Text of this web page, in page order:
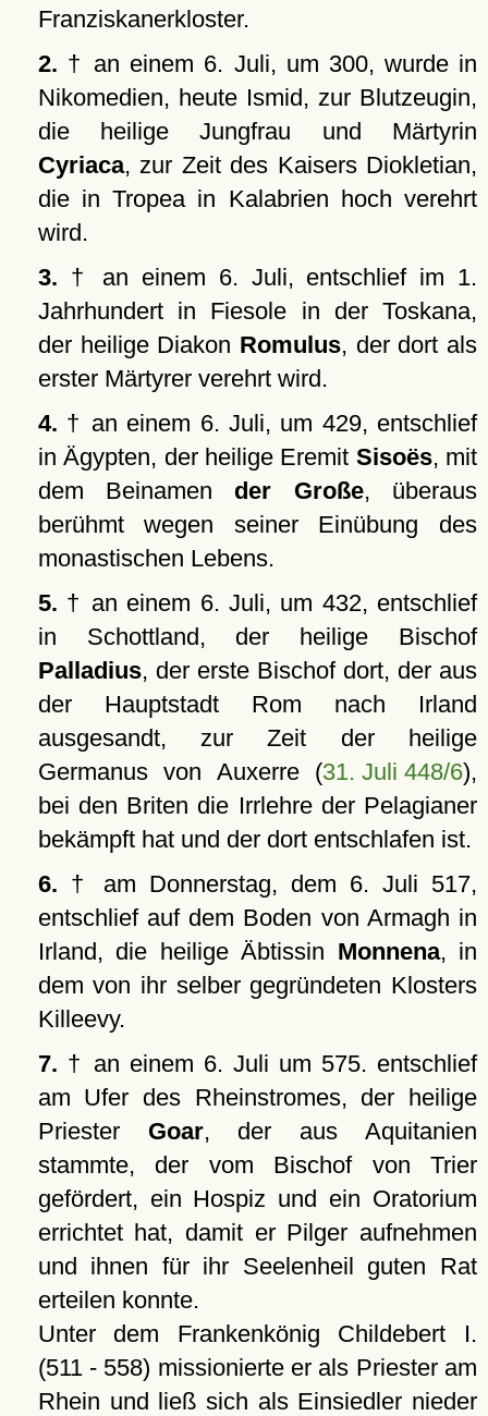
Franziskanerkloster.
2. † an einem 6. Juli, um 300, wurde in
Nikomedien, heute Ismid, zur Blutzeugin,
die heilige Jungfrau und Märtyrin
Cyriaca, zur Zeit des Kaisers Diokletian,
die in Tropea in Kalabrien hoch verehrt
wird.
3. † an einem 6. Juli, entschlief im 1.
Jahrhundert in Fiesole in der Toskana,
der heilige Diakon Romulus, der dort als
erster Märtyrer verehrt wird.
4. † an einem 6. Juli, um 429, entschlief
in Ägypten, der heilige Eremit Sisoës, mit
dem Beinamen der Große, überaus
berühmt wegen seiner Einübung des
monastischen Lebens.
5. † an einem 6. Juli, um 432, entschlief
in Schottland, der heilige Bischof
Palladius, der erste Bischof dort, der aus
der Hauptstadt Rom nach Irland
ausgesandt, zur Zeit der heilige
Germanus von Auxerre (31. Juli 448/6),
bei den Briten die Irrlehre der Pelagianer
bekämpft hat und der dort entschlafen ist.
6. † am Donnerstag, dem 6. Juli 517,
entschlief auf dem Boden von Armagh in
Irland, die heilige Äbtissin Monnena, in
dem von ihr selber gegründeten Klosters
Killeevy.
7. † an einem 6. Juli um 575. entschlief
am Ufer des Rheinstromes, der heilige
Priester Goar, der aus Aquitanien
stammte, der vom Bischof von Trier
gefördert, ein Hospiz und ein Oratorium
errichtet hat, damit er Pilger aufnehmen
und ihnen für ihr Seelenheil guten Rat
erteilen konnte.
Unter dem Frankenkönig Childebert I.
(511 - 558) missionierte er als Priester am
Rhein und ließ sich als Einsiedler nieder